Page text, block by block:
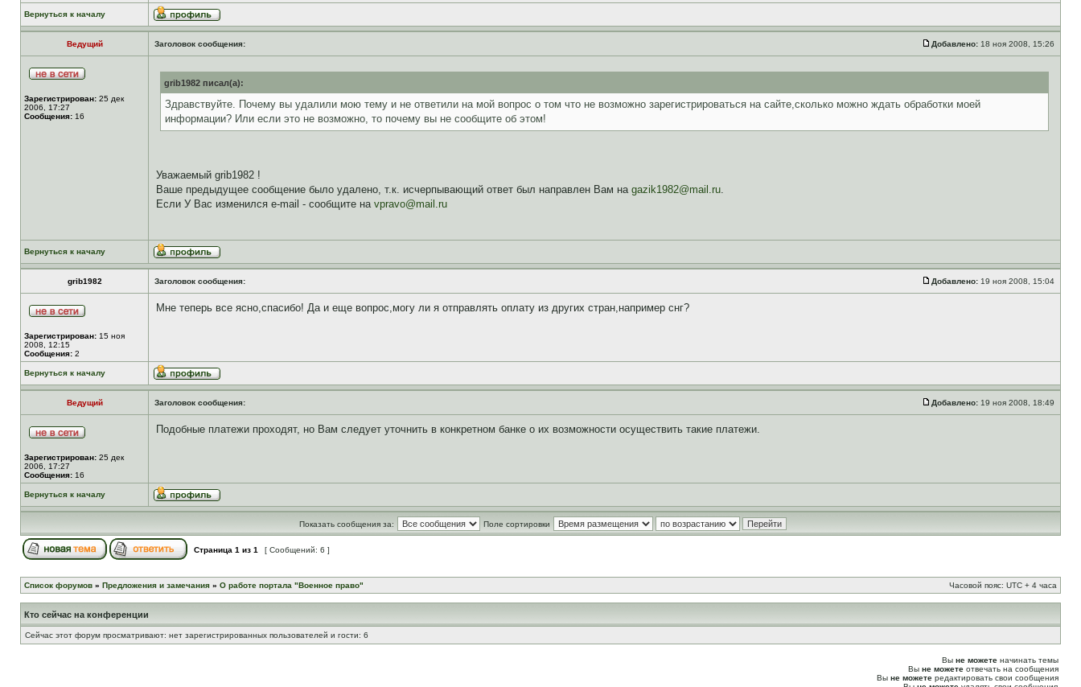
Вернуться к началу
Ведущий Заголовок сообщения: Добавлено: 18 ноя 2008, 15:26
Зарегистрирован: 25 дек
2006, 17:27
Сообщения: 16
grib1982 писал(а):
Здравствуйте. Почему вы удалили мою тему и не ответили на мой вопрос о том что не возможно зарегистрироваться на сайте,сколько можно ждать обработки моей
информации? Или если это не возможно, то почему вы не сообщите об этом!
Уважаемый grib1982 !
Ваше предыдущее сообщение было удалено, т.к. исчерпывающий ответ был направлен Вам на gazik1982@mail.ru.
Если У Вас изменился е-mail - сообщите на vpravo@mail.ru
Вернуться к началу
grib1982 Заголовок сообщения: Добавлено: 19 ноя 2008, 15:04
Зарегистрирован: 15 ноя
2008, 12:15
Сообщения: 2
Мне теперь все ясно,спасибо! Да и еще вопрос,могу ли я отправлять оплату из других стран,например снг?
Вернуться к началу
Ведущий Заголовок сообщения: Добавлено: 19 ноя 2008, 18:49
Зарегистрирован: 25 дек
2006, 17:27
Сообщения: 16
Подобные платежи проходят, но Вам следует уточнить в конкретном банке о их возможности осуществить такие платежи.
Вернуться к началу
Показать сообщения за: Поле сортировки
Страница 1 из 1 [ Сообщений: 6 ]
Список форумов » Предложения и замечания » О работе портала "Военное право" Часовой пояс: UTC + 4 часа
Кто сейчас на конференции
Сейчас этот форум просматривают: нет зарегистрированных пользователей и гости: 6
Вы не можете начинать темы
Вы не можете отвечать на сообщения
Вы не можете редактировать свои сообщения